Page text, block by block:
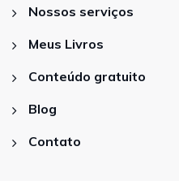
Nossos serviços
Meus Livros
Conteúdo gratuito
Blog
Contato